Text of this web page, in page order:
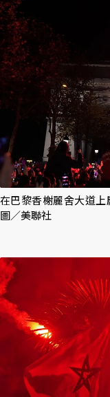
在巴黎香榭麗舍大道上
圖／美聯社